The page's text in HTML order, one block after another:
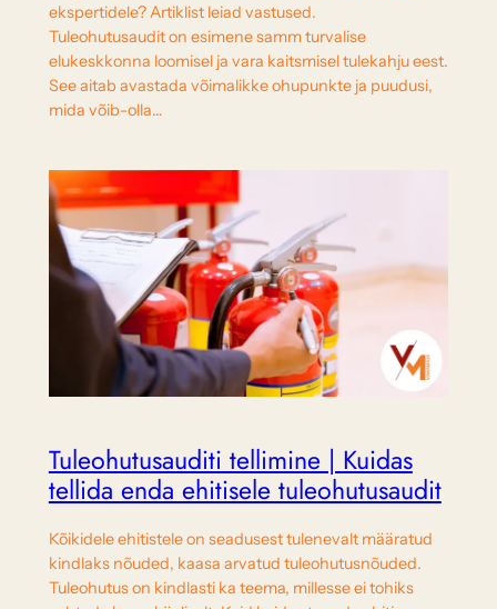
ekspertidele? Artiklist leiad vastused.
Tuleohutusaudit on esimene samm turvalise
elukeskkonna loomisel ja vara kaitsmisel tulekahju eest.
See aitab avastada võimalikke ohupunkte ja puudusi,
mida võib-olla…
Tuleohutusauditi tellimine | Kuidas
tellida enda ehitisele tuleohutusaudit
Kõikidele ehitistele on seadusest tulenevalt määratud
kindlaks nõuded, kaasa arvatud tuleohutusnõuded.
Tuleohutus on kindlasti ka teema, millesse ei tohiks